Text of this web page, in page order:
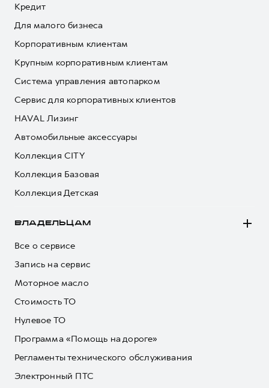
Кредит
Для малого бизнеса
Корпоративным клиентам
Крупным корпоративным клиентам
Система управления автопарком
Сервис для корпоративных клиентов
HAVAL Лизинг
Автомобильные аксессуары
Коллекция CITY
Коллекция Базовая
Коллекция Детская
ВЛАДЕЛЬЦАМ
Все о сервисе
Запись на сервис
Моторное масло
Стоимость ТО
Нулевое ТО
Программа «Помощь на дороге»
Регламенты технического обслуживания
Электронный ПТС